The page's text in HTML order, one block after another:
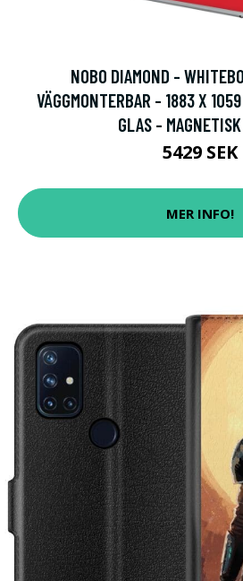
NOBO DIAMOND -
VÄGGMONTERBAR - 1883 X
GLAS -
5429 SEK
MER INFO!